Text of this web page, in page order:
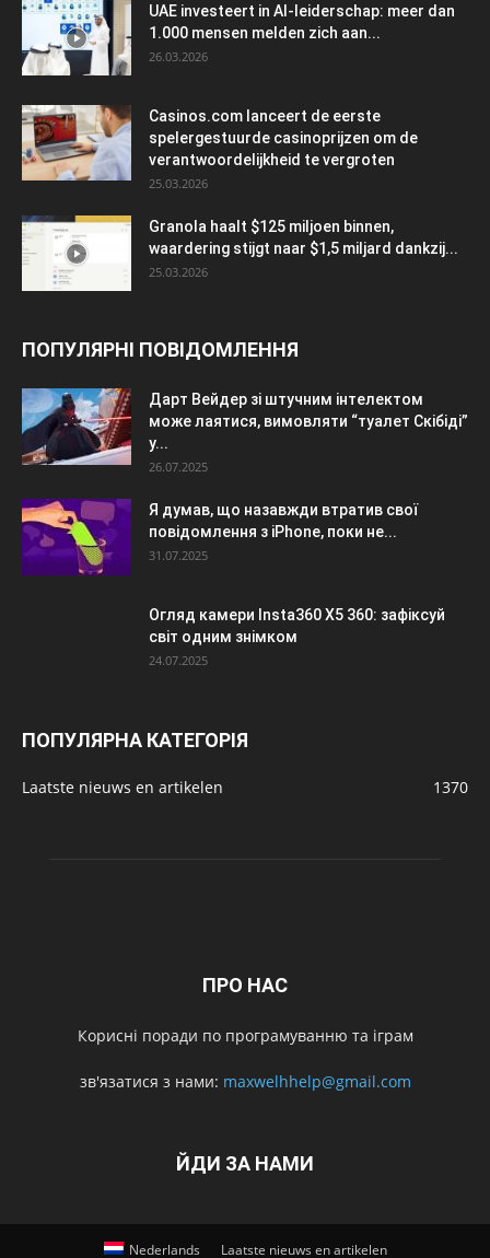
UAE investeert in AI-leiderschap: meer dan
1.000 mensen melden zich aan...
26.03.2026
Casinos.com lanceert de eerste
spelergestuurde casinoprijzen om de
verantwoordelijkheid te vergroten
25.03.2026
Granola haalt $125 miljoen binnen,
waardering stijgt naar $1,5 miljard dankzij...
25.03.2026
ПОПУЛЯРНІ ПОВІДОМЛЕННЯ
Дарт Вейдер зі штучним інтелектом
може лаятися, вимовляти “туалет Скібіді”
у...
26.07.2025
Я думав, що назавжди втратив свої
повідомлення з iPhone, поки не...
31.07.2025
Огляд камери Insta360 X5 360: зафіксуй
світ одним знімком
24.07.2025
ПОПУЛЯРНА КАТЕГОРІЯ
Laatste nieuws en artikelen 1370
ПРО НАС
Корисні поради по програмуванню та іграм
зв'язатися з нами: maxwelhhelp@gmail.com
ЙДИ ЗА НАМИ
Nederlands Laatste nieuws en artikelen